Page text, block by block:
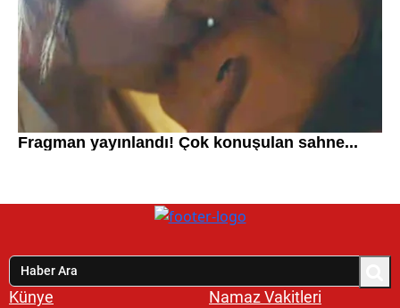
Künye
Namaz Vakitleri